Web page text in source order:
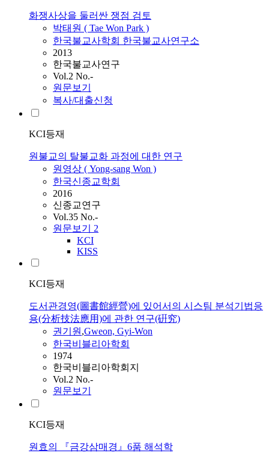
화쟁사상을 둘러싼 쟁점 검토
박태원 ( Tae Won Park )
한국불교사학회 한국불교사연구소
2013
한국불교사연구
Vol.2 No.-
원문보기
복사/대출신청
KCI등재
원불교의 탈불교화 과정에 대한 연구
원영상 ( Yong-sang Won )
한국신종교학회
2016
신종교연구
Vol.35 No.-
원문보기 2
KCI
KISS
KCI등재
도서관경영(圖書館經營)에 있어서의 시스팀 분석기법응
용(分析技法應用)에 관한 연구(硏究)
권기원,Gweon, Gyi-Won
한국비블리아학회
1974
한국비블리아학회지
Vol.2 No.-
원문보기
KCI등재
원효의 『금강삼매경』6품 해석학